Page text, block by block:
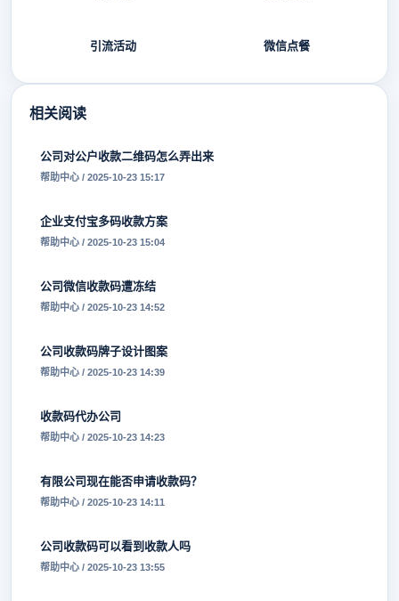
引流活动 微信点餐
相关阅读
公司对公户收款二维码怎么弄出来
帮助中心 / 2025-10-23 15:17
企业支付宝多码收款方案
帮助中心 / 2025-10-23 15:04
公司微信收款码遭冻结
帮助中心 / 2025-10-23 14:52
公司收款码牌子设计图案
帮助中心 / 2025-10-23 14:39
收款码代办公司
帮助中心 / 2025-10-23 14:23
有限公司现在能否申请收款码？
帮助中心 / 2025-10-23 14:11
公司收款码可以看到收款人吗
帮助中心 / 2025-10-23 13:55